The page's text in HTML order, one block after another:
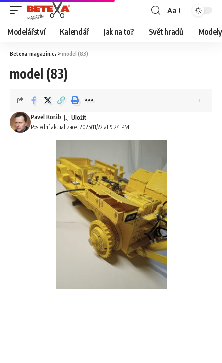
Aa
Modelářství Kalendář Jak na to? Svět hradů
Betexa-magazin.cz >model (83)
model (83)
Poslední aktualizace: 2025/11/22 at 9:24 PM
Pavel Koráb